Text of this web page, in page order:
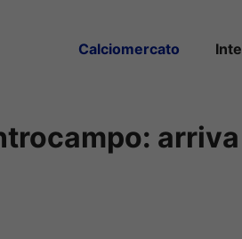
Calciomercato